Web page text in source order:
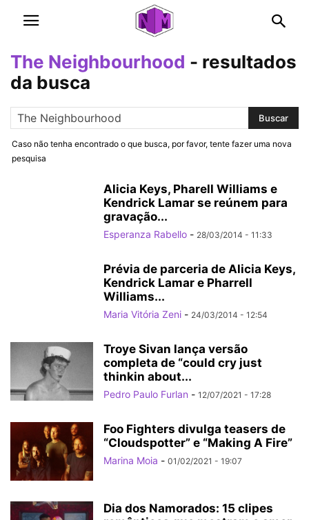
The Neighbourhood - resultados
da busca
Caso não tenha encontrado o que busca, por favor, tente fazer uma nova
pesquisa
Alicia Keys, Pharell Williams e
Kendrick Lamar se reúnem para
gravação...
Esperanza Rabello - 28/03/2014 - 11:33
Prévia de parceria de Alicia Keys,
Kendrick Lamar e Pharrell
Williams...
Maria Vitória Zeni - 24/03/2014 - 12:54
Troye Sivan lança versão
completa de “could cry just
thinkin about...
Pedro Paulo Furlan - 12/07/2021 - 17:28
Foo Fighters divulga teasers de
“Cloudspotter” e “Making A Fire”
Marina Moia - 01/02/2021 - 19:07
Dia dos Namorados: 15 clipes